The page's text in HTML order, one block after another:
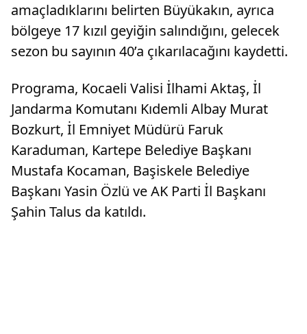
amaçladıklarını belirten Büyükakın, ayrıca
bölgeye 17 kızıl geyiğin salındığını, gelecek
sezon bu sayının 40’a çıkarılacağını kaydetti.
Programa, Kocaeli Valisi İlhami Aktaş, İl
Jandarma Komutanı Kıdemli Albay Murat
Bozkurt, İl Emniyet Müdürü Faruk
Karaduman, Kartepe Belediye Başkanı
Mustafa Kocaman, Başiskele Belediye
Başkanı Yasin Özlü ve AK Parti İl Başkanı
Şahin Talus da katıldı.